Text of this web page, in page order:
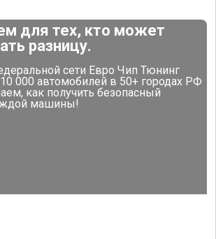
для тех, кто может
разницу.
сети Евро Чип Тюнинг
000 автомобилей в 50+ городах РФ
как получить безопасный
машины!